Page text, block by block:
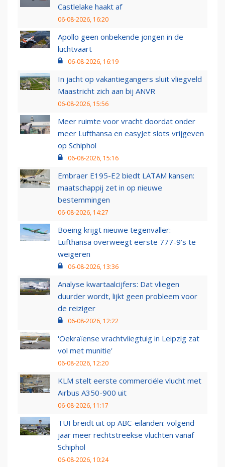
Castlelake haakt af
06-08-2026, 16:20
Apollo geen onbekende jongen in de
luchtvaart
06-08-2026, 16:19
In jacht op vakantiegangers sluit vliegveld
Maastricht zich aan bij ANVR
06-08-2026, 15:56
Meer ruimte voor vracht doordat onder
meer Lufthansa en easyJet slots vrijgeven
op Schiphol
06-08-2026, 15:16
Embraer E195-E2 biedt LATAM kansen:
maatschappij zet in op nieuwe
bestemmingen
06-08-2026, 14:27
Boeing krijgt nieuwe tegenvaller:
Lufthansa overweegt eerste 777-9’s te
weigeren
06-08-2026, 13:36
Analyse kwartaalcijfers: Dat vliegen
duurder wordt, lijkt geen probleem voor
de reiziger
06-08-2026, 12:22
'Oekraïense vrachtvliegtuig in Leipzig zat
vol met munitie'
06-08-2026, 12:20
KLM stelt eerste commerciële vlucht met
Airbus A350-900 uit
06-08-2026, 11:17
TUI breidt uit op ABC-eilanden: volgend
jaar meer rechtstreekse vluchten vanaf
Schiphol
06-08-2026, 10:24